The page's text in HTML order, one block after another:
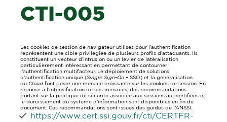
CTI-005
Les cookies de session de navigateur utilisés pour l’authentification
représentent une cible privilégiée de plusieurs profils d’attaquants. Ils
constituent un vecteur d’intrusion ou un levier de latéralisation
particulièrement intéressant en permettant de contourner
l’authentification multifacteur. Le déploiement de solutions
d’authentification unique (Single Sign-On – SSO) et la généralisation
du Cloud font peser une menace croissante sur les cookies de session. En
réponse à l’intensification de ces menaces, des recommandations
portant sur la politique de sécurité associée aux sessions authentifiées et
le durcissement du système d’information sont disponibles en fin de
document. Ces recommandations sont issues des guides de l’ANSSI.
https://www.cert.ssi.gouv.fr/cti/CERTFR-